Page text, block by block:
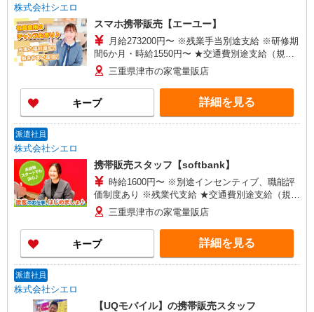
株式会社シエロ
スマホ携帯販売【エーユー】
月給273200円〜 ※残業手当別途支給 ※研修期
間6か月・時給1550円〜 ★交通費別途支給（規定
あり） ゜+゜・。○。・゜+゜・。○。・゜+゜ 入
社祝い金10万円支給(規定有) お友達を紹介頂くと,
インセンティブ支給(規定有) ゜・。○。・゜
+゜・。○。・゜+゜
三重県津市の家電量販店
キープ 詳細を見る
派遣社員
株式会社シエロ
携帯販売スタッフ【softbank】
時給1600円〜 ※別途インセンティブ、職能評
価制度あり ※残業代支給 ★交通費別途支給（規定
あり） ゜+゜・。○。・゜+゜・。○。・゜+゜ 入
社祝い金10万円支給(規定有) お友達を紹介頂くと,
インセンティブ支給(規定有) ★月2回払い・週払い
可能（規程有）★ ゜・。○。・゜+゜・。○。・゜
+゜
三重県津市の家電量販店
キープ 詳細を見る
派遣社員
株式会社シエロ
【UQモバイル】の携帯販売スタッフ